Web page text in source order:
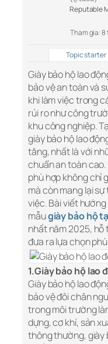
Reputable
Tham gia:
Topic starter
Giày bảo hộ lao
bảo vệ an toàn và
khi làm việc trong
rủi ro như công
khu công nghiệp.
giày bảo hộ lao
tăng, nhất là với
chuẩn an toàn cao.
phù hợp không chỉ
mà còn mang lại
việc. Bài viết
mẫugiày bảo hộ
nhất năm 2025, hỗ
đưa ra lựa chọn
1.Giày bảo hộ lao
Giày bảo hộ lao
bảo vệ đôi chân
trong môi trường
dựng, cơ khí, sản
thông thường, giày